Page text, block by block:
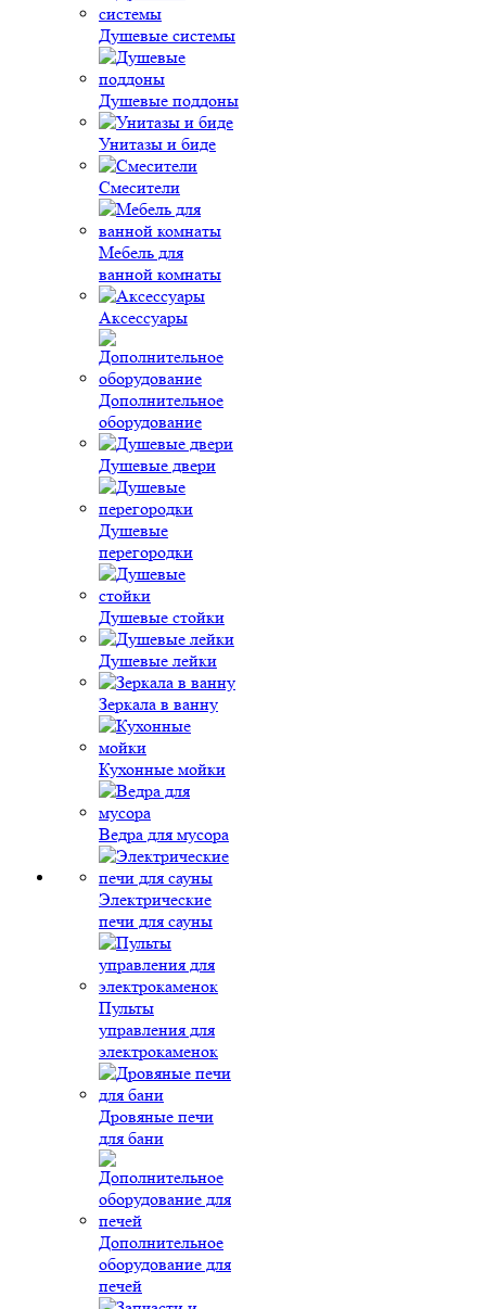
Душевые системы
Душевые поддоны
Унитазы и биде
Смесители
Мебель для
ванной комнаты
Аксессуары
Дополнительное
оборудование
Душевые двери
Душевые
перегородки
Душевые стойки
Душевые лейки
Зеркала в ванну
Кухонные мойки
Ведра для мусора
Электрические
печи для сауны
Пульты
управления для
электрокаменок
Дровяные печи
для бани
Дополнительное
оборудование для
печей